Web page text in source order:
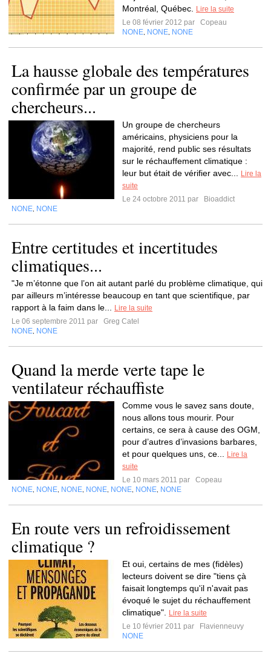
Montréal, Québec.
Lire la suite
Le 08 février 2012 par
Copeau
NONE NONE NONE
La hausse globale des températures
confirmée par un groupe de
chercheurs...
Un groupe de chercheurs
américains, physiciens pour la
majorité, rend public ses résultats
sur le réchauffement climatique :
leur but était de vérifier avec...
Lire la
suite
Le 24 octobre 2011 par
Bioaddict
NONE NONE
Entre certitudes et incertitudes
climatiques...
"Je m’étonne que l’on ait autant parlé du problème climatique, qui
par ailleurs m’intéresse beaucoup en tant que scientifique, par
rapport à la faim dans le...
Lire la suite
Le 06 septembre 2011 par
Greg Catel
NONE NONE
Quand la merde verte tape le
ventilateur réchauffiste
Comme vous le savez sans doute,
nous allons tous mourir. Pour
certains, ce sera à cause des OGM,
pour d’autres d’invasions barbares,
et pour quelques uns, ce...
Lire la
suite
Le 10 mars 2011 par
Copeau
NONE NONE NONE NONE NONE NONE NONE
En route vers un refroidissement
climatique ?
Et oui, certains de mes (fidèles)
lecteurs doivent se dire "tiens çà
faisait longtemps qu'il n'avait pas
évoqué le sujet du réchauffement
climatique".
Lire la suite
Le 10 février 2011 par
Flavienneuvy
NONE